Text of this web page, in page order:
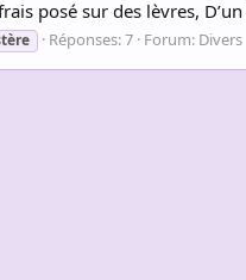
posé sur des lèvres,
Réponses: 7 Forum: Divers